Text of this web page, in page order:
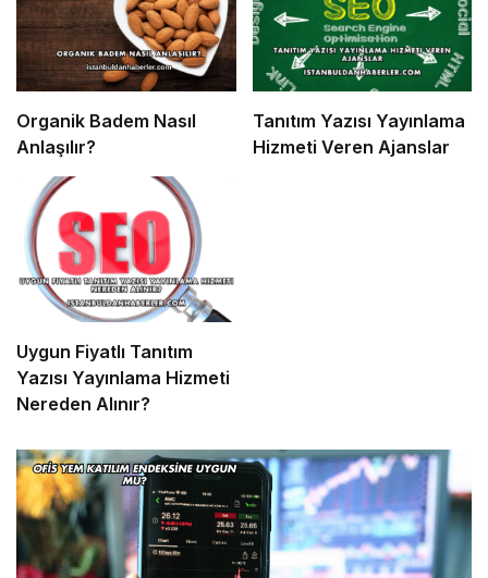
Organik Badem Nasıl
Anlaşılır?
Tanıtım Yazısı Yayınlama
Hizmeti Veren Ajanslar
Uygun Fiyatlı Tanıtım
Yazısı Yayınlama Hizmeti
Nereden Alınır?